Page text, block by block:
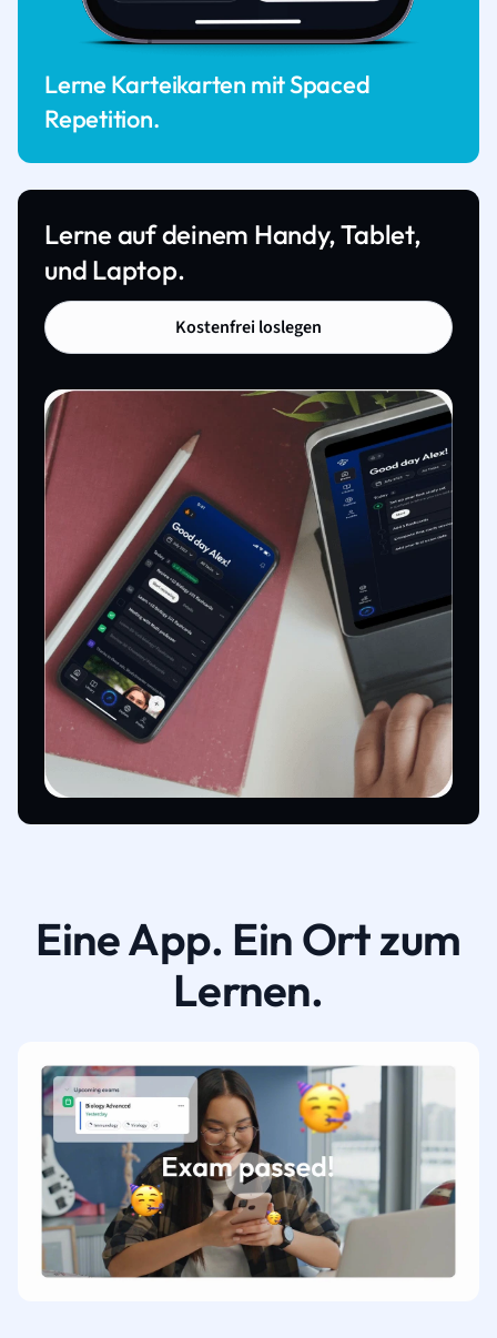
Lerne Karteikarten mit Spaced
Repetition.
Lerne auf deinem Handy, Tablet,
und Laptop.
Kostenfrei loslegen
Eine App. Ein Ort zum
Lernen.